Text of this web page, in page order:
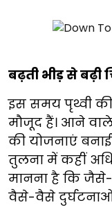
बढ़ती भीड़ से बढ़ी
इस समय पृथ्वी
मौजूद हैं। आने
की योजनाएं
तुलना में कहीं
मानना है कि जैसे-
वैसे-वैसे दुर्घटनाओं